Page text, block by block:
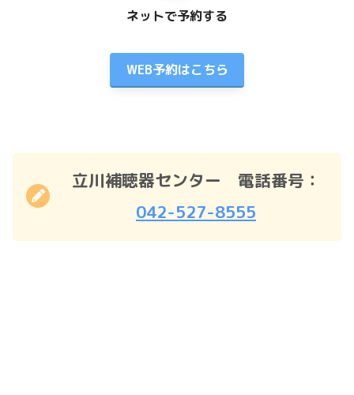
ネットで予約する
WEB予約はこちら
立川補聴器センター 電話番号：
042-527-8555